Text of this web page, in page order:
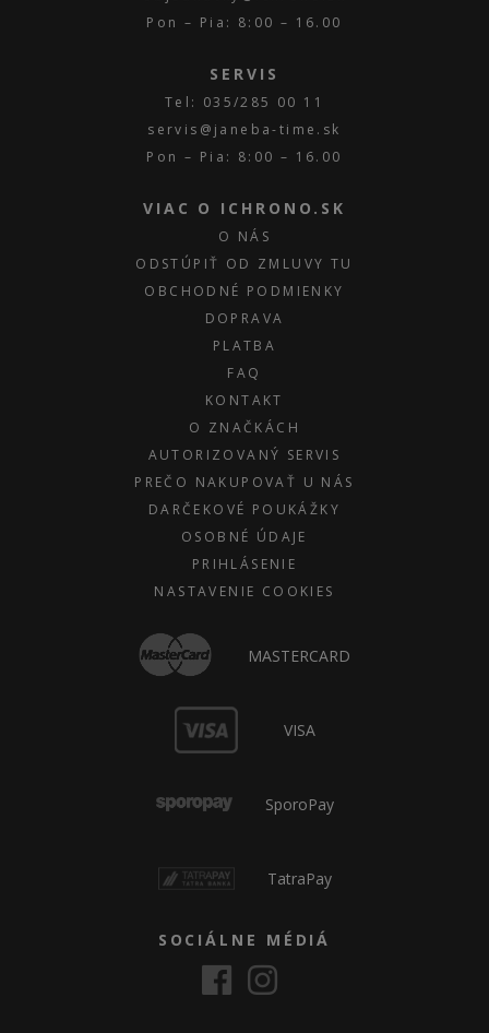
Pon – Pia: 8:00 – 16.00
SERVIS
Tel: 035/285 00 11
servis@janeba-time.sk
Pon – Pia: 8:00 – 16.00
VIAC O ICHRONO.SK
O NÁS
ODSTÚPIŤ OD ZMLUVY TU
OBCHODNÉ PODMIENKY
DOPRAVA
PLATBA
FAQ
KONTAKT
O ZNAČKÁCH
AUTORIZOVANÝ SERVIS
PREČO NAKUPOVAŤ U NÁS
DARČEKOVÉ POUKÁŽKY
OSOBNÉ ÚDAJE
PRIHLÁSENIE
NASTAVENIE COOKIES
MASTERCARD
VISA
SporoPay
TatraPay
SOCIÁLNE MÉDIÁ